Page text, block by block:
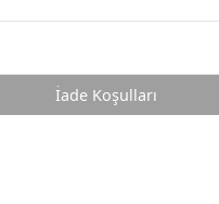
İade Koşulları